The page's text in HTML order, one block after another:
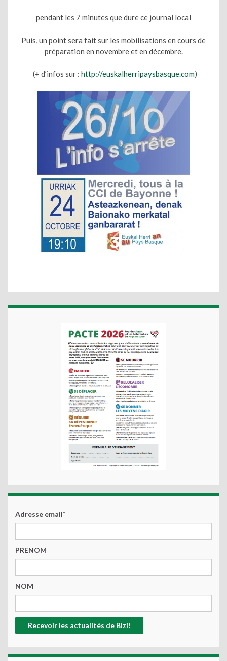
pendant les 7 minutes que dure ce journal local
Puis, un point sera fait sur les mobilisations en cours de
préparation en novembre et en décembre.
(+ d’infos sur : http://euskalherripaysbasque.com)
Adresse email*
PRENOM
NOM